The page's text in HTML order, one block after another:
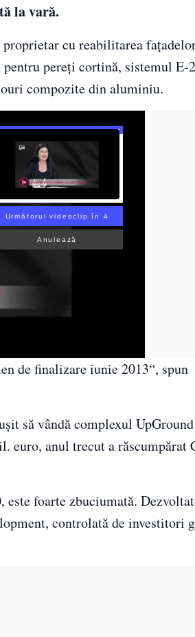
la vară.
cu reabilitarea
pereţi cortină, sistemul E-
compozite din aluminiu.
Următorul videoclip în 3
Anulează
de finalizare iunie 2013“, spun
să vândă complexul
euro, anul trecut a
foarte zbuciumată.
controlată de investitori